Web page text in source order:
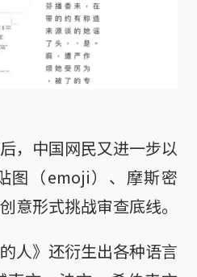
，中国网民又进一步以
图（emoji）、摩斯密
意形式挑战审查底线。
人》还衍生出各种语言